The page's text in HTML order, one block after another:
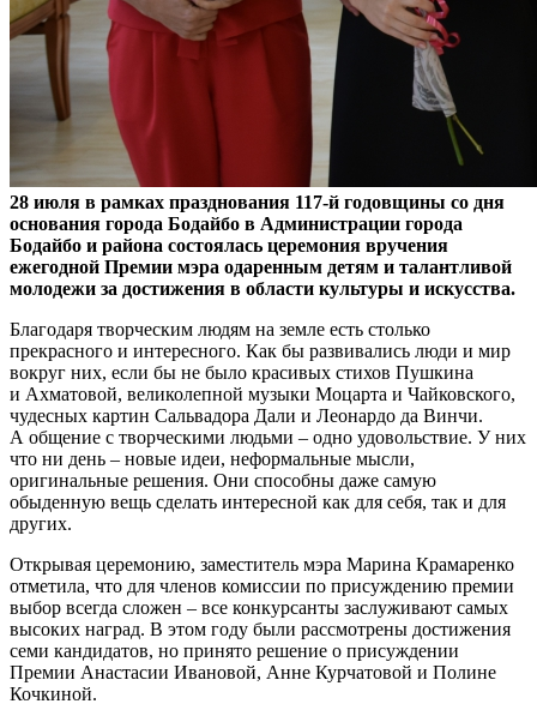
28 июля в рамках празднования 117-й годовщины со дня
основания города Бодайбо в Администрации города
Бодайбо и района состоялась церемония вручения
ежегодной Премии мэра одаренным детям и талантливой
молодежи за достижения в области культуры и искусства.
Благодаря творческим людям на земле есть столько
прекрасного и интересного. Как бы развивались люди и мир
вокруг них, если бы не было красивых стихов Пушкина
и Ахматовой, великолепной музыки Моцарта и Чайковского,
чудесных картин Сальвадора Дали и Леонардо да Винчи.
А общение с творческими людьми – одно удовольствие. У них
что ни день – новые идеи, неформальные мысли,
оригинальные решения. Они способны даже самую
обыденную вещь сделать интересной как для себя, так и для
других.
Открывая церемонию, заместитель мэра Марина Крамаренко
отметила, что для членов комиссии по присуждению премии
выбор всегда сложен – все конкурсанты заслуживают самых
высоких наград. В этом году были рассмотрены достижения
семи кандидатов, но принято решение о присуждении
Премии Анастасии Ивановой, Анне Курчатовой и Полине
Кочкиной.